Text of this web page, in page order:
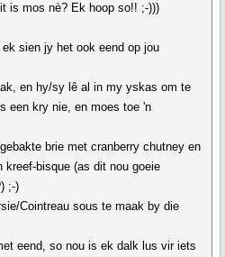
is mos nè? Ek hoop so!! ;-)))
sien jy het ook eend op jou
en hy/sy lê al in my yskas om te
een kry nie, en moes toe 'n
brie met cranberry chutney en
kreef-bisque (as dit nou goeie
;-)
Cointreau sous te maak by die
eend, so nou is ek dalk lus vir iets